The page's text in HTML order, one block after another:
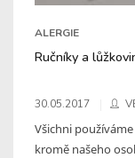
ALERGIE
Ručníky a
30.05.2017
Všichni
kromě našeho